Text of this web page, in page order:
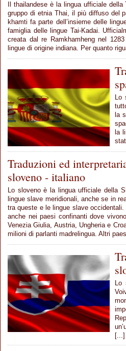
Il thailandese è la lingua ufficiale
gruppo di etnia Thai, il più diffuso del
khamti fa parte dell’insieme delle
famiglia delle lingue Tai-Kadai.
creata dal re Ramkhamheng nel
lingue di origine indiana. Per quanto
la
la
Traduzioni ed
sloveno - italiano
Lo sloveno è la lingua ufficiale della
lingue slave meridionali, anche se in
tra queste e le lingue slave
anche nei paesi confinanti dove
Venezia Giulia, Austria, Ungheria e
milioni di parlanti madrelingua. Altri
[...]